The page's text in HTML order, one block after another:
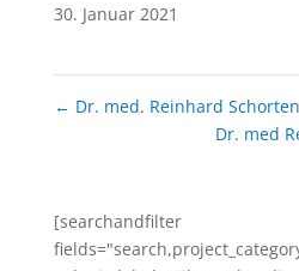
30. Januar 2021
← Dr. med. Reinhard Schorten
Dr. med
[searchandfilter